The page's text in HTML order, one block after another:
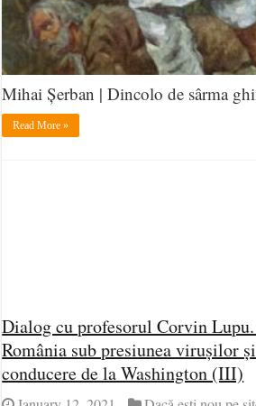
Mihai Șerban | Dincolo de sârma
Read More »
Dialog cu profesorul Corvin
România sub presiunea virușilor
conducere de la Washington (III)